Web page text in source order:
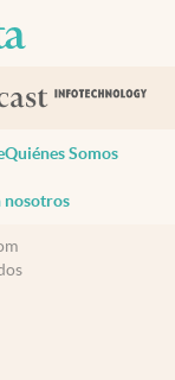
Quiénes Somos
nosotros